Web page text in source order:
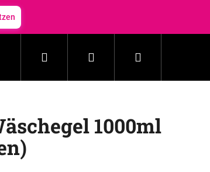
KosmetikSuchen Login Warenkorb
1000ml